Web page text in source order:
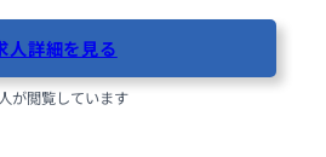
人詳細を見る
が閲覧しています